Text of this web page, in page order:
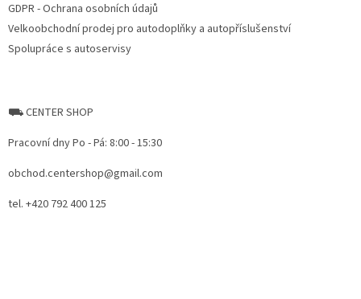
GDPR - Ochrana osobních údajů
Velkoobchodní prodej pro autodoplňky a autopříslušenství
Spolupráce s autoservisy
⛟ CENTER SHOP
Pracovní dny Po - Pá: 8:00 - 15:30
obchod.centershop@gmail.com
tel. +420 792 400 125